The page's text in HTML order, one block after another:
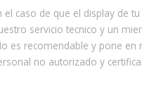
caso de que el display de
servicio tecnico y un
es recomendable y pone
no autorizado y